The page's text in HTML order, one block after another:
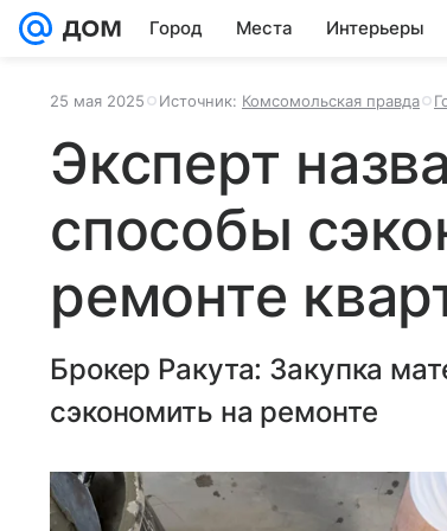
Город Места Интерьеры
25 мая 2025 Источник: Комсомольская правда
Эксперт
способы
ремонте
Брокер Ракута: Закупка
сэкономить на ремонте